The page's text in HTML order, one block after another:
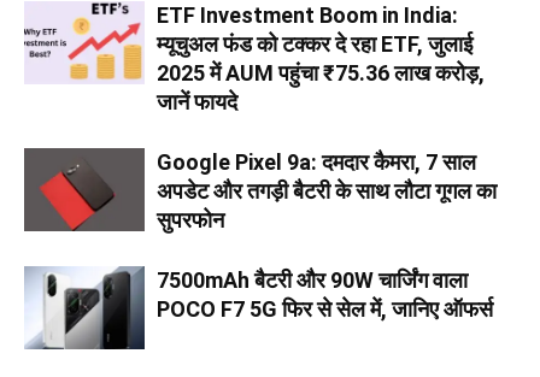
ETF Investment Boom in India:
म्यूचुअल फंड को टक्कर दे रहा ETF, जुलाई
2025 में AUM पहुंचा ₹75.36 लाख करोड़,
जानें फायदे
Google Pixel 9a: दमदार कैमरा, 7 साल
अपडेट और तगड़ी बैटरी के साथ लौटा गूगल का
सुपरफोन
7500mAh बैटरी और 90W चार्जिंग वाला
POCO F7 5G फिर से सेल में, जानिए ऑफर्स